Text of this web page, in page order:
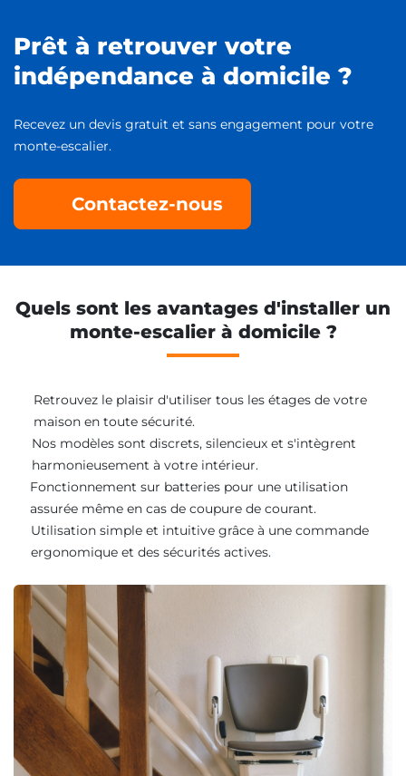
Prêt à retrouver votre
indépendance à domicile ?
Recevez un devis gratuit et sans engagement pour votre
monte-escalier.
Contactez-nous
Quels sont les avantages d'installer un
monte-escalier à domicile ?
Retrouvez le plaisir d'utiliser tous les étages de votre
maison en toute sécurité.
Nos modèles sont discrets, silencieux et s'intègrent
harmonieusement à votre intérieur.
Fonctionnement sur batteries pour une utilisation
assurée même en cas de coupure de courant.
Utilisation simple et intuitive grâce à une commande
ergonomique et des sécurités actives.